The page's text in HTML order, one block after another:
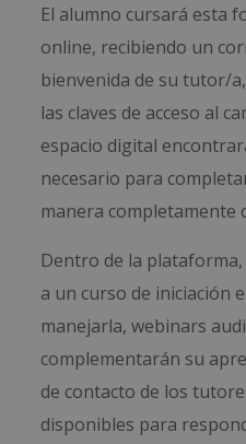
El alumno cursará esta
online, recibiendo un
bienvenida de su tutor/
las claves de acceso al
espacio digital
necesario para
manera completamente
Dentro de la
a un curso de iniciación
manejarla, webinars
complementarán su
de contacto de los
disponibles para